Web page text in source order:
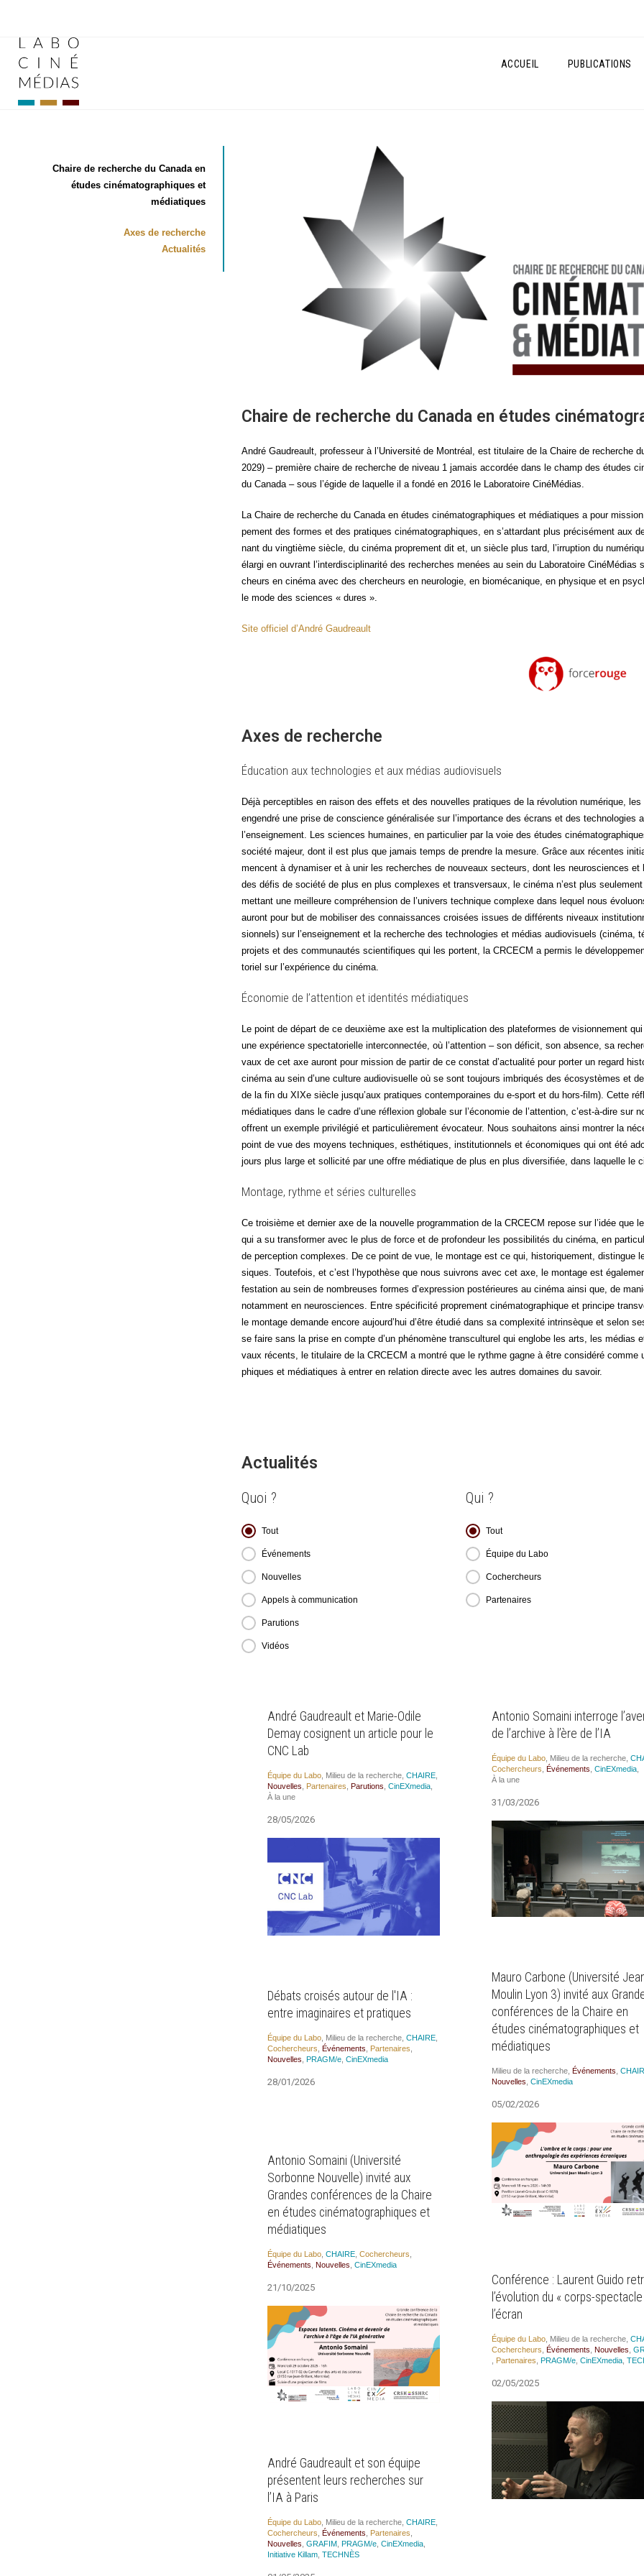
contenu
ACCUEIL PUBLICATIONS
Chaire de recherche du Cana­da en
études ciné­ma­to­gra­phiques et
médiatiques
Axes de recherche
Actua­li­tés
Chaire de recherche du Canada en études
André Gau­dreault, pro­fes­seur à l’Université de Mont­réal, est titu­laire de la Chaire de recherche
2029) – pre­mière chaire de recherche de niveau 1 jamais accor­dée dans le champ des études
du Cana­da – sous l’égide de laquelle il a fon­dé en 2016 le Labo­ra­toire CinéMédias.
La Chaire de recherche du Cana­da en études ciné­ma­to­gra­phiques et média­tiques a pour
pe­ment des formes et des pra­tiques ciné­ma­to­gra­phiques, en s’attardant plus pré­ci­sé­ment aux
nant du ving­tième siècle, du ciné­ma pro­pre­ment dit et, un siècle plus tard, l’irruption du
élar­gi en ouvrant l’interdisciplinarité des recherches menées au sein du Labo­ra­toire
cheurs en ciné­ma avec des cher­cheurs en neu­ro­lo­gie, en bio­mé­ca­nique, en phy­sique et en
le mode des sciences « dures ».
Site offi­ciel d’André Gaudreault
Axes de recherche
Éducation aux technologies et aux médias audiovisuels
Déjà per­cep­tibles en rai­son des effets et des nou­velles pra­tiques de la révo­lu­tion numé­rique,
engen­dré une prise de conscience géné­ra­li­sée sur l’importance des écrans et des
l’enseignement. Les sciences humaines, en par­ti­cu­lier par la voie des études
socié­té majeur, dont il est plus que jamais temps de prendre la mesure. Grâce aux récentes
mencent à dyna­mi­ser et à unir les recherches de nou­veaux sec­teurs, dont les neu­ros­ciences
des défis de socié­té de plus en plus com­plexes et trans­ver­saux, le ciné­ma n’est plus
met­tant une meilleure com­pré­hen­sion de l’univers tech­nique com­plexe dans lequel nous
auront pour but de mobi­li­ser des connais­sances croi­sées issues de dif­fé­rents niveaux
sion­nels) sur l’enseignement et la recherche des tech­no­lo­gies et médias audio­vi­suels
pro­jets et des com­mu­nau­tés scien­ti­fiques qui les portent, la CRCECM a per­mis le
to­riel sur l’expérience du cinéma.
Économie de l’attention et identités médiatiques
Le point de départ de ce deuxième axe est la mul­ti­pli­ca­tion des pla­te­formes de vision­ne­ment
une expé­rience spec­ta­to­rielle inter­con­nec­tée, où l’attention – son défi­cit, son absence, sa
vaux de cet axe auront pour mis­sion de par­tir de ce constat d’actualité pour por­ter un regard
ciné­ma au sein d’une culture audio­vi­suelle où se sont tou­jours imbri­qués des éco­sys­tèmes et
de la fin du XIXe siècle jusqu’aux pra­tiques contem­po­raines du e-sport et du hors-film). Cette
média­tiques dans le cadre d’une réflexion glo­bale sur l’économie de l’attention, c’est-à-dire
offrent un exemple pri­vi­lé­gié et par­ti­cu­liè­re­ment évo­ca­teur. Nous sou­hai­tons ain­si mon­trer la
point de vue des moyens tech­niques, esthé­tiques, ins­ti­tu­tion­nels et éco­no­miques qui ont été
jours plus large et sol­li­ci­té par une offre média­tique de plus en plus diver­si­fiée, dans laquelle le
Montage, rythme et séries culturelles
Ce troi­sième et der­nier axe de la nou­velle pro­gram­ma­tion de la CRCECM repose sur l’idée
qui a su trans­for­mer avec le plus de force et de pro­fon­deur les pos­si­bi­li­tés du ciné­ma, en
de per­cep­tion com­plexes. De ce point de vue, le mon­tage est ce qui, his­to­ri­que­ment,
siques. Tou­te­fois, et c’est l’hypothèse que nous sui­vrons avec cet axe, le mon­tage est
fes­ta­tion au sein de nom­breuses formes d’expression pos­té­rieures au ciné­ma ain­si que, de
notam­ment en neu­ros­ciences. Entre spé­ci­fi­ci­té pro­pre­ment ciné­ma­to­gra­phique et prin­cipe
le mon­tage demande encore aujourd’hui d’être étu­dié dans sa com­plexi­té intrin­sèque et selon
se faire sans la prise en compte d’un phé­no­mène trans­cul­tu­rel qui englobe les arts, les
vaux récents, le titu­laire de la CRCECM a mon­tré que le rythme gagne à être consi­dé­ré
phiques et média­tiques à entrer en rela­tion directe avec les autres domaines du savoir.
Actualités
Quoi ?
Quoi ?
Tout
Événements
Nouvelles
Appels à communication
Parutions
Vidéos
Qui ?
Qui ?
Tout
Équipe du Labo
Cochercheurs
Partenaires
André Gaudreault et Marie-Odile
Demay cosignent un article pour le
CNC Lab
Équipe du Labo Milieu de la recherche CHAIRE
Nou­velles
Par­te­naires Paru­tions CinEX­me­dia
À la une
28/05/2026
Antonio Somaini interroge
de l’archive à l’ère de l’IA
Équipe du Labo Milieu de la recherche
Cocher­cheurs Évé­ne­ments CinEX­me­dia
À la une
31/03/2026
Mauro Carbone (Université
Moulin Lyon 3) invité aux
conférences de la Chaire en
études cinématographiques et
médiatiques
Milieu de la recherche Évé­ne­ments
Nou­velles CinEX­me­dia
05/02/2026
Débats croisés autour de l'IA :
entre imaginaires et pratiques
Équipe du Labo Milieu de la recherche CHAIRE
Cocher­cheurs
Évé­ne­ments Par­te­naires
Nou­velles
PRAGM/e CinEX­me­dia
28/01/2026
Antonio Somaini (Université
Sorbonne Nouvelle) invité aux
Grandes conférences de la Chaire
en études cinématographiques et
médiatiques
Équipe du Labo CHAIRE Cocher­cheurs
Évé­ne­ments
Nou­velles CinEX­me­dia
21/10/2025
Conférence : Laurent Guido
l’évolution du « corps-
l’écran
Équipe du Labo Milieu de la recherche
Cocher­cheurs Évé­ne­ments Nou­velles
Par­te­naires PRAGM/e CinEX­me­dia
02/05/2025
André Gaudreault et son équipe
présentent leurs recherches sur
l’IA à Paris
Équipe du Labo Milieu de la recherche CHAIRE
Cocher­cheurs
Évé­ne­ments Par­te­naires
Nou­velles GRAFIM PRAGM/e CinEX­me­dia
Ini­tia­tive Killam TECHNÈS